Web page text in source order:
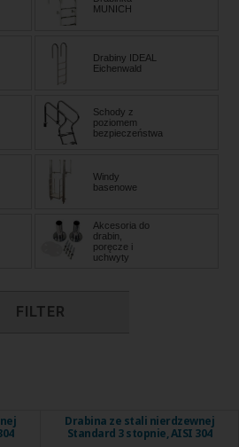
MUNICH
Drabiny IDEAL
Eichenwald
Schody z
poziomem
bezpieczeństwa
Windy
basenowe
Akcesoria do
drabin,
poręcze i
uchwyty
FILTER
Drabina ze stali nierdzewnej
Standard 3 stopnie, AISI 304